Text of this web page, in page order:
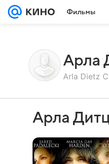
Фильмы
Арла
Arla Dietz
Арла